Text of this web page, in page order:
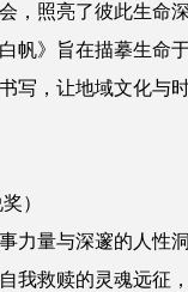
，照亮了彼此生命
帆》旨在描摹生命
写，让地域文化与
）
力量与深邃的人性
我救赎的灵魂远征